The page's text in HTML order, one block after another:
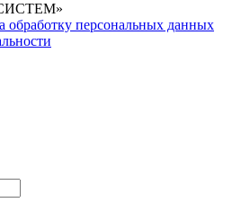
обработку персональных данных